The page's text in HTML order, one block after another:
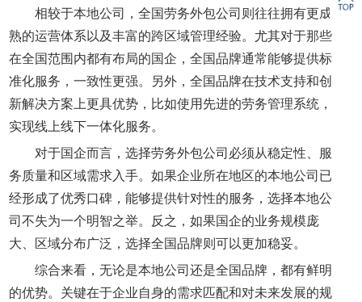
相较于本地公司，全国劳务外包公司则往往拥有更成
熟的运营体系以及丰富的跨区域管理经验。尤其对于那些
在全国范围内都有布局的国企，全国品牌通常能够提供标
准化服务，一致性更强。另外，全国品牌在技术支持和创
新解决方案上更具优势，比如使用先进的劳务管理系统，
实现线上线下一体化服务。
对于国企而言，选择劳务外包公司必须从稳定性、服
务质量和区域需求入手。如果企业所在地区的本地公司已
经形成了优秀口碑，能够提供针对性的服务，选择本地公
司不失为一个明智之举。反之，如果国企的业务规模庞
大、区域分布广泛，选择全国品牌则可以更加稳妥。
综合来看，无论是本地公司还是全国品牌，都有鲜明
的优势。关键在于企业自身的需求匹配和对未来发展的规